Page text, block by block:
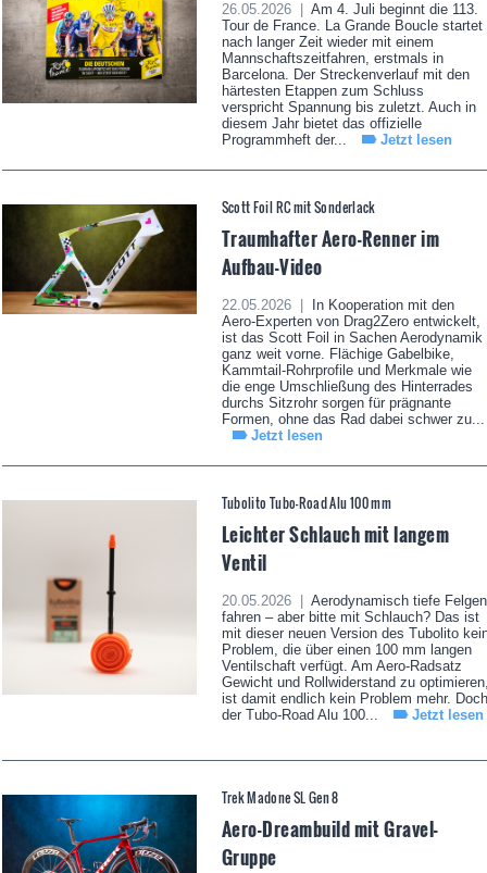
26.05.2026 |
Am 4. Juli beginnt die 113.
Tour de France. La Grande Boucle startet
nach langer Zeit wieder mit einem
Mannschaftszeitfahren, erstmals in
Barcelona. Der Streckenverlauf mit den
härtesten Etappen zum Schluss
verspricht Spannung bis zuletzt. Auch in
diesem Jahr bietet das offizielle
Programmheft der...
Jetzt lesen
Scott Foil RC mit Sonderlack
Traumhafter Aero-Renner im
Aufbau-Video
22.05.2026 |
In Kooperation mit den
Aero-Experten von Drag2Zero entwickelt,
ist das Scott Foil in Sachen Aerodynamik
ganz weit vorne. Flächige Gabelbike,
Kammtail-Rohrprofile und Merkmale wie
die enge Umschließung des Hinterrades
durchs Sitzrohr sorgen für prägnante
Formen, ohne das Rad dabei schwer zu...
Jetzt lesen
Tubolito Tubo-Road Alu 100 mm
Leichter Schlauch mit langem
Ventil
20.05.2026 |
Aerodynamisch tiefe Felgen
fahren – aber bitte mit Schlauch? Das ist
mit dieser neuen Version des Tubolito
Problem, die über einen 100 mm langen
Ventilschaft verfügt. Am Aero-Radsatz
Gewicht und Rollwiderstand zu
ist damit endlich kein Problem mehr. Doch
der Tubo-Road Alu 100...
Jetzt lesen
Trek Madone SL Gen 8
Aero-Dreambuild mit Gravel-
Gruppe